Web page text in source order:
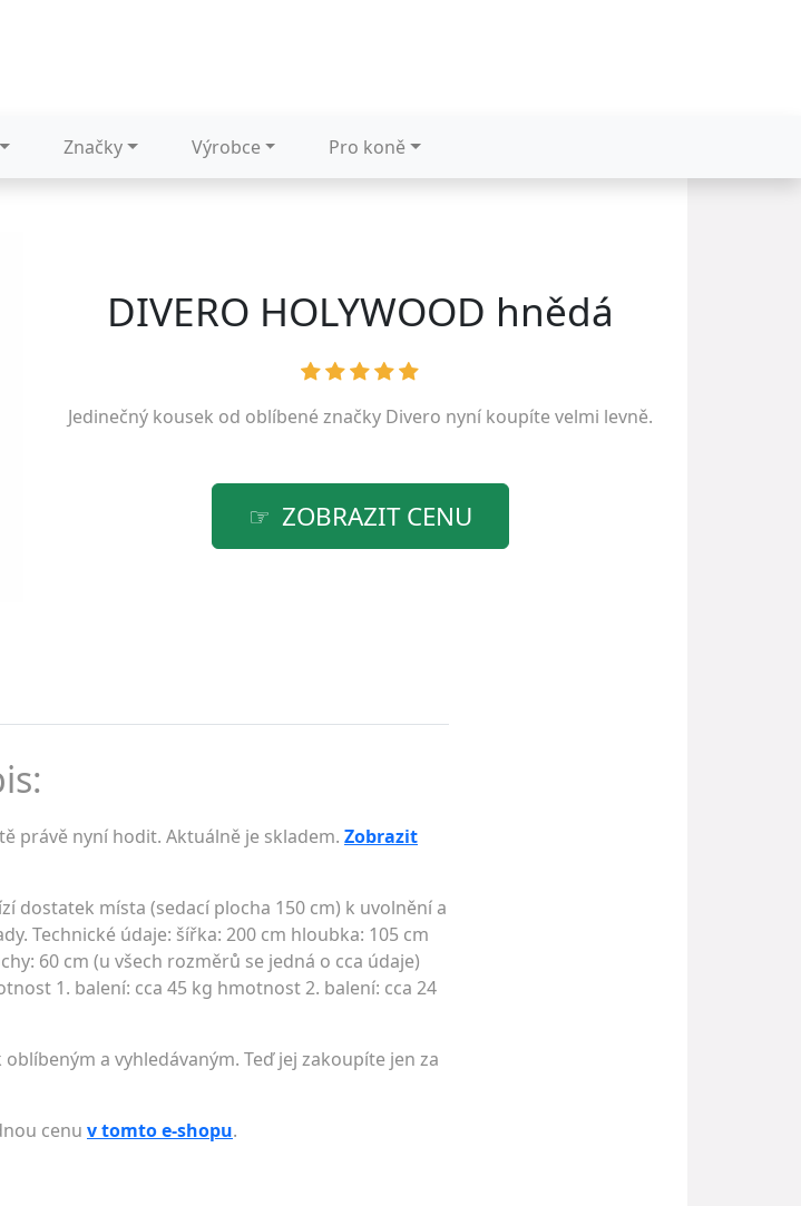
Značky Výrobce Pro koně
DIVERO HOLYWOOD hnědá
Jedinečný kousek od oblíbené značky Divero nyní koupíte velmi levně.
ZOBRAZIT CENU
právě nyní hodit. Aktuálně je skladem. Zobrazit
dostatek místa (sedací plocha 150 cm) k uvolnění a
Technické údaje: šířka: 200 cm hloubka: 105 cm
60 cm (u všech rozměrů se jedná o cca údaje)
1. balení: cca 45 kg hmotnost 2. balení: cca 24
a vyhledávaným. Teď jej zakoupíte jen za
cenu v tomto e-shopu.